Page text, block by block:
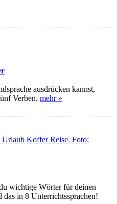
ausdrücken kannst,
Verben. mehr »
wichtige Wörter für deinen
in 8 Unterrichtssprachen!